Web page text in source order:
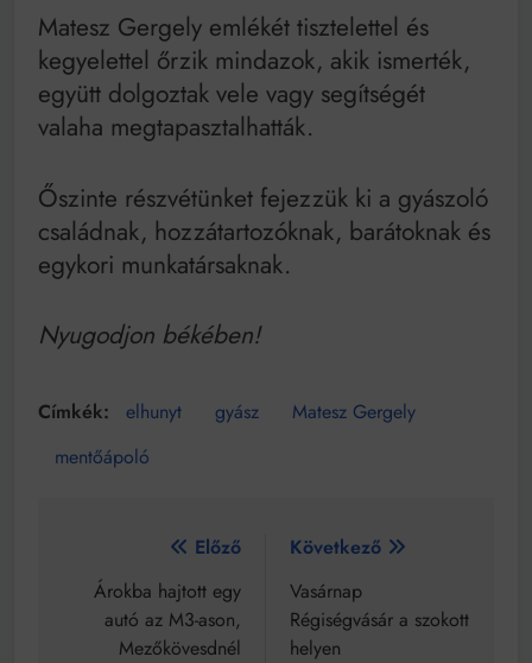
Matesz Gergely emlékét tisztelettel és
kegyelettel őrzik mindazok, akik ismerték,
együtt dolgoztak vele vagy segítségét
valaha megtapasztalhatták.
Őszinte részvétünket fejezzük ki a gyászoló
családnak, hozzátartozóknak, barátoknak és
egykori munkatársaknak.
Nyugodjon békében!
elhunyt gyász
Matesz Gergely
mentőápoló
Bejegyzés
navigáció
Előző
Árokba hajtott egy
autó az M3-ason,
Mezőkövesdnél
Következő
Vasárnap
Régiségvásár a szokott
helyen